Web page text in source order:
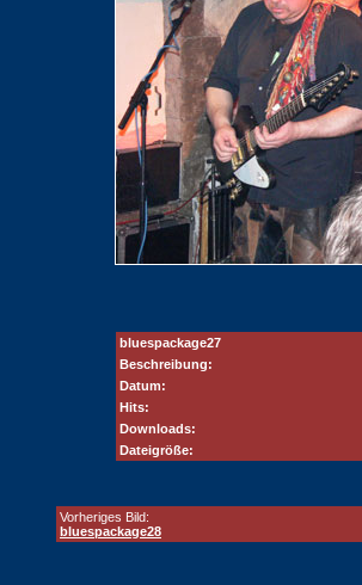
bluespackage27
Beschreibung:
Datum:
Hits:
Downloads:
Dateigröße:
Vorheriges Bild:
bluespackage28